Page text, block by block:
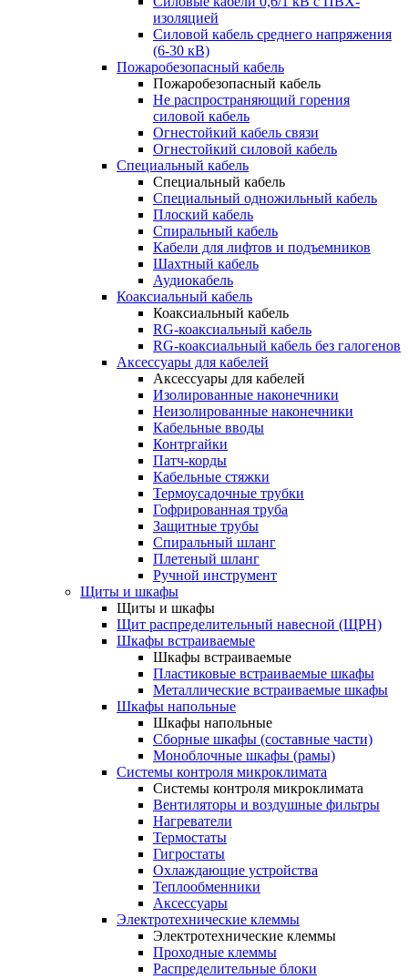
изоляцией
Силовой кабель среднего напряжения
(6-30 кВ)
Пожаробезопасный кабель
Пожаробезопасный кабель
Не распространяющий горения
силовой кабель
Огнестойкий кабель связи
Огнестойкий силовой кабель
Специальный кабель
Специальный кабель
Специальный одножильный кабель
Плоский кабель
Спиральный кабель
Кабели для лифтов и подъемников
Шахтный кабель
Аудиокабель
Коаксиальный кабель
Коаксиальный кабель
RG-коаксиальный кабель
RG-коаксиальный кабель без галогенов
Аксессуары для кабелей
Аксессуары для кабелей
Изолированные наконечники
Неизолированные наконечники
Кабельные вводы
Контргайки
Патч-корды
Кабельные стяжки
Термоусадочные трубки
Гофрированная труба
Защитные трубы
Спиральный шланг
Плетеный шланг
Ручной инструмент
Щиты и шкафы
Щиты и шкафы
Щит распределительный навесной (ЩРН)
Шкафы встраиваемые
Шкафы встраиваемые
Пластиковые встраиваемые шкафы
Металлические встраиваемые шкафы
Шкафы напольные
Шкафы напольные
Сборные шкафы (составные части)
Моноблочные шкафы (рамы)
Системы контроля микроклимата
Системы контроля микроклимата
Вентиляторы и воздушные фильтры
Нагреватели
Термостаты
Гигростаты
Охлаждающие устройства
Теплообменники
Аксессуары
Электротехнические клеммы
Электротехнические клеммы
Проходные клеммы
Распределительные блоки